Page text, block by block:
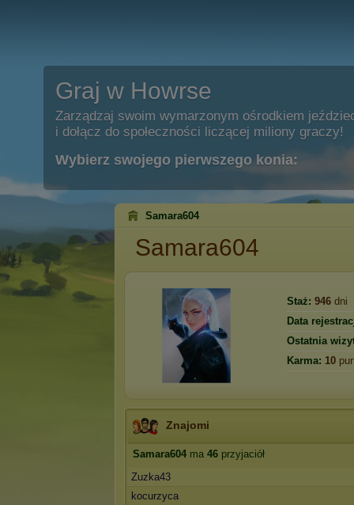
Graj w Howrse
Zarządzaj swoim wymarzonym ośrodkiem
i dołącz do społeczności liczącej miliony graczy!
Wybierz swojego pierwszego konia:
Samara604
Samara604
Staż: 946 dni
Data
Ostatnia
Karma: 10
Znajomi
Samara604 ma 46 przyjaciół
Zuzka43
kocurzyca